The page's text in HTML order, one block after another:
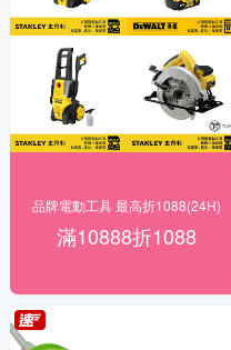
品牌電動工具 最高折1088(24H)
滿10888折1088